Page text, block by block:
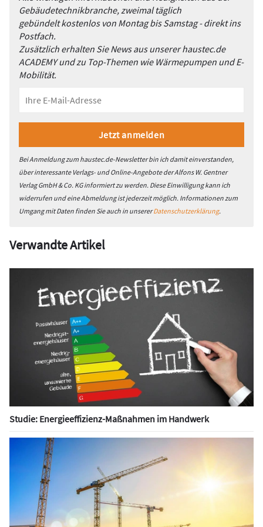
Gebäudetechnikbranche, zweimal täglich
gebündelt kostenlos von Montag bis Samstag - direkt ins
Postfach.
Zusätzlich erhalten Sie News aus unserer haustec.de
ACADEMY und zu Top-Themen wie Wärmepumpen und E-
Mobilität.
Bei Anmeldung zum haustec.de-Newsletter bin ich damit einverstanden,
über interessante Verlags- und Online-Angebote der Alfons W. Gentner
Verlag GmbH & Co. KG informiert zu werden. Diese Einwilligung kann ich
widerrufen und eine Abmeldung ist jederzeit möglich. Informationen zum
Umgang mit Daten finden Sie auch in unsererDatenschutzerklärung.
Verwandte Artikel
Studie: Energieeffizienz-Maßnahmen im Handwerk